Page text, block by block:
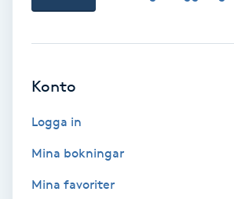
Bottenfärg
Brynformning
Brynfärgning
Bröllopsuppsättning
Konto
Logga in
Mina bokningar
Mina favoriter